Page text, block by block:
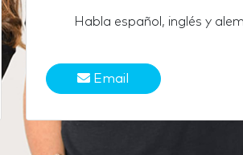
Habla español, inglés y
Email